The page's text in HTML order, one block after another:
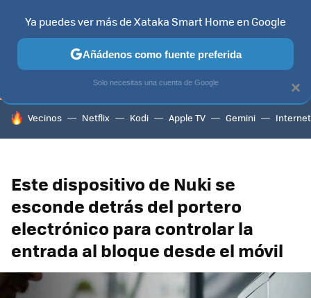
TELEVISORES CONTENIDOS SMART TV SELECCIÓN
HOY SE HABLA DE
Vecinos Netflix Kodi Apple TV Gemini Internet
Este dispositivo de Nuki se
esconde detrás del portero
electrónico para controlar la
entrada al bloque desde el móvil
×
Ya puedes ver más de Xataka Smart Home en Google
Añádenos como fuente preferida
Solo necesitas una cuenta de Google